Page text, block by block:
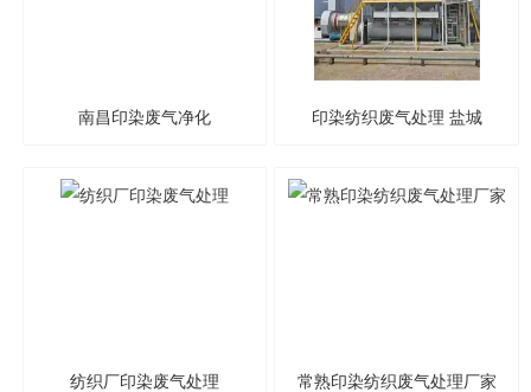
南昌印染废气净化 印染纺织废气处理 盐城
纺织厂印染废气处理 常熟印染纺织废气处理厂家